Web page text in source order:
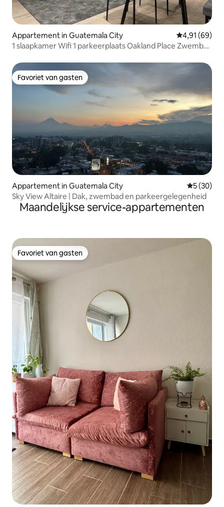
Appartement in Guatemala City Gemiddelde
4,91 (69)
1 slaapkamer Wifi 1 parkeerplaats Oakland Place Zwembad
Favoriet van gasten
Favoriet van gasten
Appartement in Guatemala City
5 (30)
Sky View Altaire | Dak, zwembad en parkeergelegenheid
Maandelijkse service-appartementen
Favoriet van gasten
Favoriet van gasten